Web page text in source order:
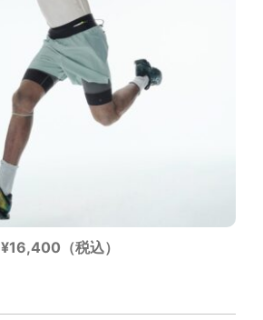
¥16,400（税込）